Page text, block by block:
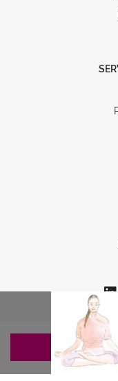
Copyrights ©